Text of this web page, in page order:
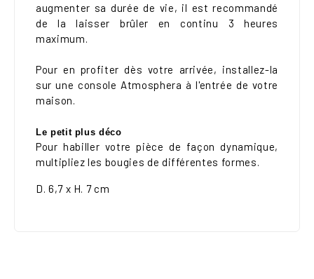
augmenter sa durée de vie, il est recommandé
de la laisser brûler en continu 3 heures
maximum.
Pour en profiter dès votre arrivée, installez-la
sur une console Atmosphera à l'entrée de votre
maison.
Le petit plus déco
Pour habiller votre pièce de façon dynamique,
multipliez les bougies de différentes formes.
D. 6,7 x H. 7 cm